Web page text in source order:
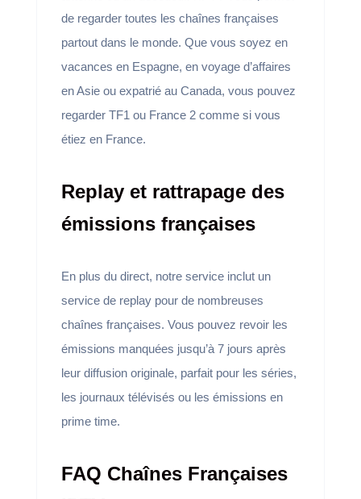
de regarder toutes les chaînes françaises
partout dans le monde. Que vous soyez en
vacances en Espagne, en voyage d’affaires
en Asie ou expatrié au Canada, vous pouvez
regarder TF1 ou France 2 comme si vous
étiez en France.
Replay et rattrapage des
émissions françaises
En plus du direct, notre service inclut un
service de replay pour de nombreuses
chaînes françaises. Vous pouvez revoir les
émissions manquées jusqu’à 7 jours après
leur diffusion originale, parfait pour les séries,
les journaux télévisés ou les émissions en
prime time.
FAQ Chaînes Françaises